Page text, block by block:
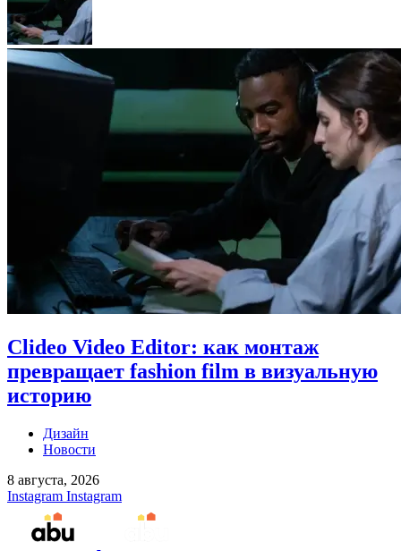
Clideo Video Editor: как монтаж
превращает fashion film в визуальную
историю
Дизайн
Новости
8 августа, 2026
Instagram Instagram